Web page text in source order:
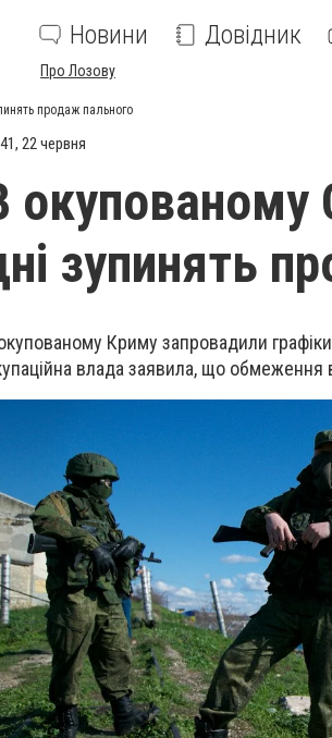
Новини Довідник
Про Лозову
продаж пального
22 червня
окупованому
зупинять
Криму запровадили
влада заявила, що